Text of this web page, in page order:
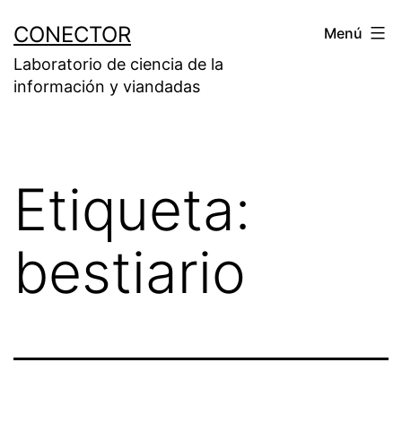
contenido
CONECTOR
Laboratorio de ciencia de la
información y viandadas
Menú
Etiqueta:
bestiario